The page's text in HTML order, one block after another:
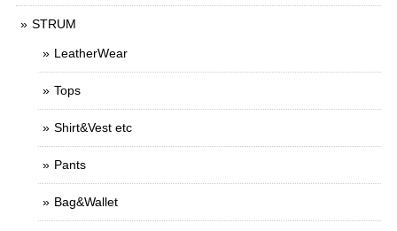
STRUM
LeatherWear
Tops
Shirt&Vest etc
Pants
Bag&Wallet